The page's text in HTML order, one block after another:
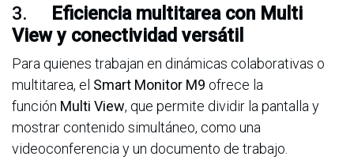
3.
Eficiencia multitarea con Multi
View y conectividad versátil
Para quienes trabajan en dinámicas colaborativas o
multitarea, el Smart Monitor M9 ofrece la
función Multi View, que permite dividir la pantalla y
mostrar contenido simultáneo, como una
videoconferencia y un documento de trabajo.